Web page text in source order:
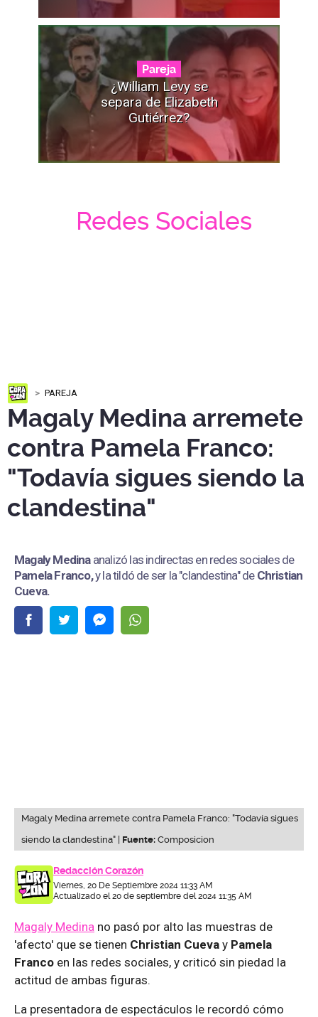
Pareja
¿William Levy se
separa de Elizabeth
Gutiérrez?
Redes Sociales
PAREJA
Magaly Medina arremete
contra Pamela Franco:
"Todavía sigues siendo la
clandestina"
Magaly Medina analizó las indirectas en redes sociales de
Pamela Franco,y la tildó de ser la "clandestina" de Christian
Cueva.
Magaly Medina arremete contra Pamela Franco: "Todavía sigues
siendo la clandestina" | Fuente: Composicion
Redacción Corazón
Viernes, 20 De Septiembre 2024 11:33 AM
Actualizado el 20 de septiembre del 2024 11:35 AM
Magaly Medina no pasó por alto las muestras de
'afecto' que se tienen Christian Cueva y Pamela
Franco en las redes sociales, y criticó sin piedad la
actitud de ambas figuras.
La presentadora de espectáculos le recordó cómo